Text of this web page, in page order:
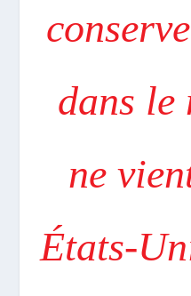
dans le
ne
États-